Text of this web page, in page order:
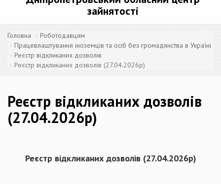
зайнятості
Головна
Роботодавцям
Працевлаштування іноземців та осіб без громадянства в Україні
Реєстр відкликаних дозволів
Реєстр відкликаних дозволів (27.04.2026р)
Реєстр відкликаних дозволів
(27.04.2026р)
Реєстр відкликаних дозволів (27.04.2026р)